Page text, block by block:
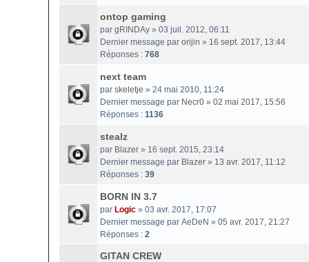
ontop gaming
par gRINDAy » 03 juil. 2012, 06:11
Dernier message par orijin » 16 sept. 2017, 13:44
Réponses : 768
next team
par skeletje » 24 mai 2010, 11:24
Dernier message par Necr0 » 02 mai 2017, 15:56
Réponses : 1136
stealz
par Blazer » 16 sept. 2015, 23:14
Dernier message par Blazer » 13 avr. 2017, 11:12
Réponses : 39
BORN IN 3.7
par Logic » 03 avr. 2017, 17:07
Dernier message par AeDeN » 05 avr. 2017, 21:27
Réponses : 2
GITAN CREW